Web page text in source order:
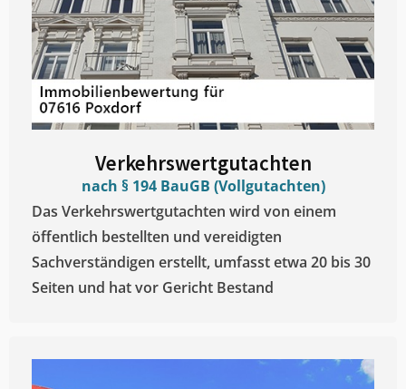
Verkehrswertgutachten
nach § 194 BauGB (Vollgutachten)
Das Verkehrswertgutachten wird von einem
öffentlich bestellten und vereidigten
Sachverständigen erstellt, umfasst etwa 20 bis 30
Seiten und hat vor Gericht Bestand